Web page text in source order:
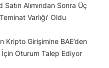
Alımından Sonra Üç
Varlığı’ Oldu
Kripto Girişimine BAE’den
İçin Oturum Talep Ediyor